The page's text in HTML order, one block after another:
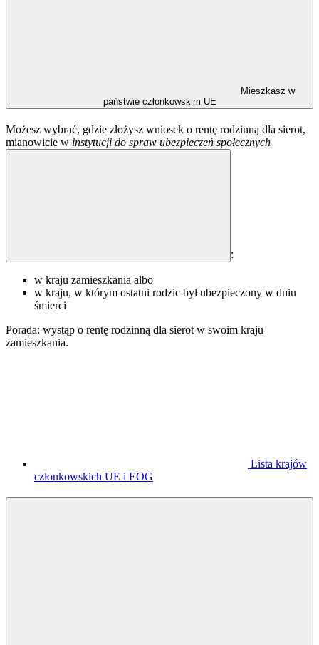
Mieszkasz w
państwie członkowskim UE
Możesz wybrać, gdzie złożysz wniosek o rentę rodzinną dla sierot,
mianowicie w instytucji do spraw ubezpieczeń społecznych
:
w kraju zamieszkania albo
w kraju, w którym ostatni rodzic był ubezpieczony w dniu
śmierci
Porada: wystąp o rentę rodzinną dla sierot w swoim kraju
zamieszkania.
Lista krajów
członkowskich UE i EOG